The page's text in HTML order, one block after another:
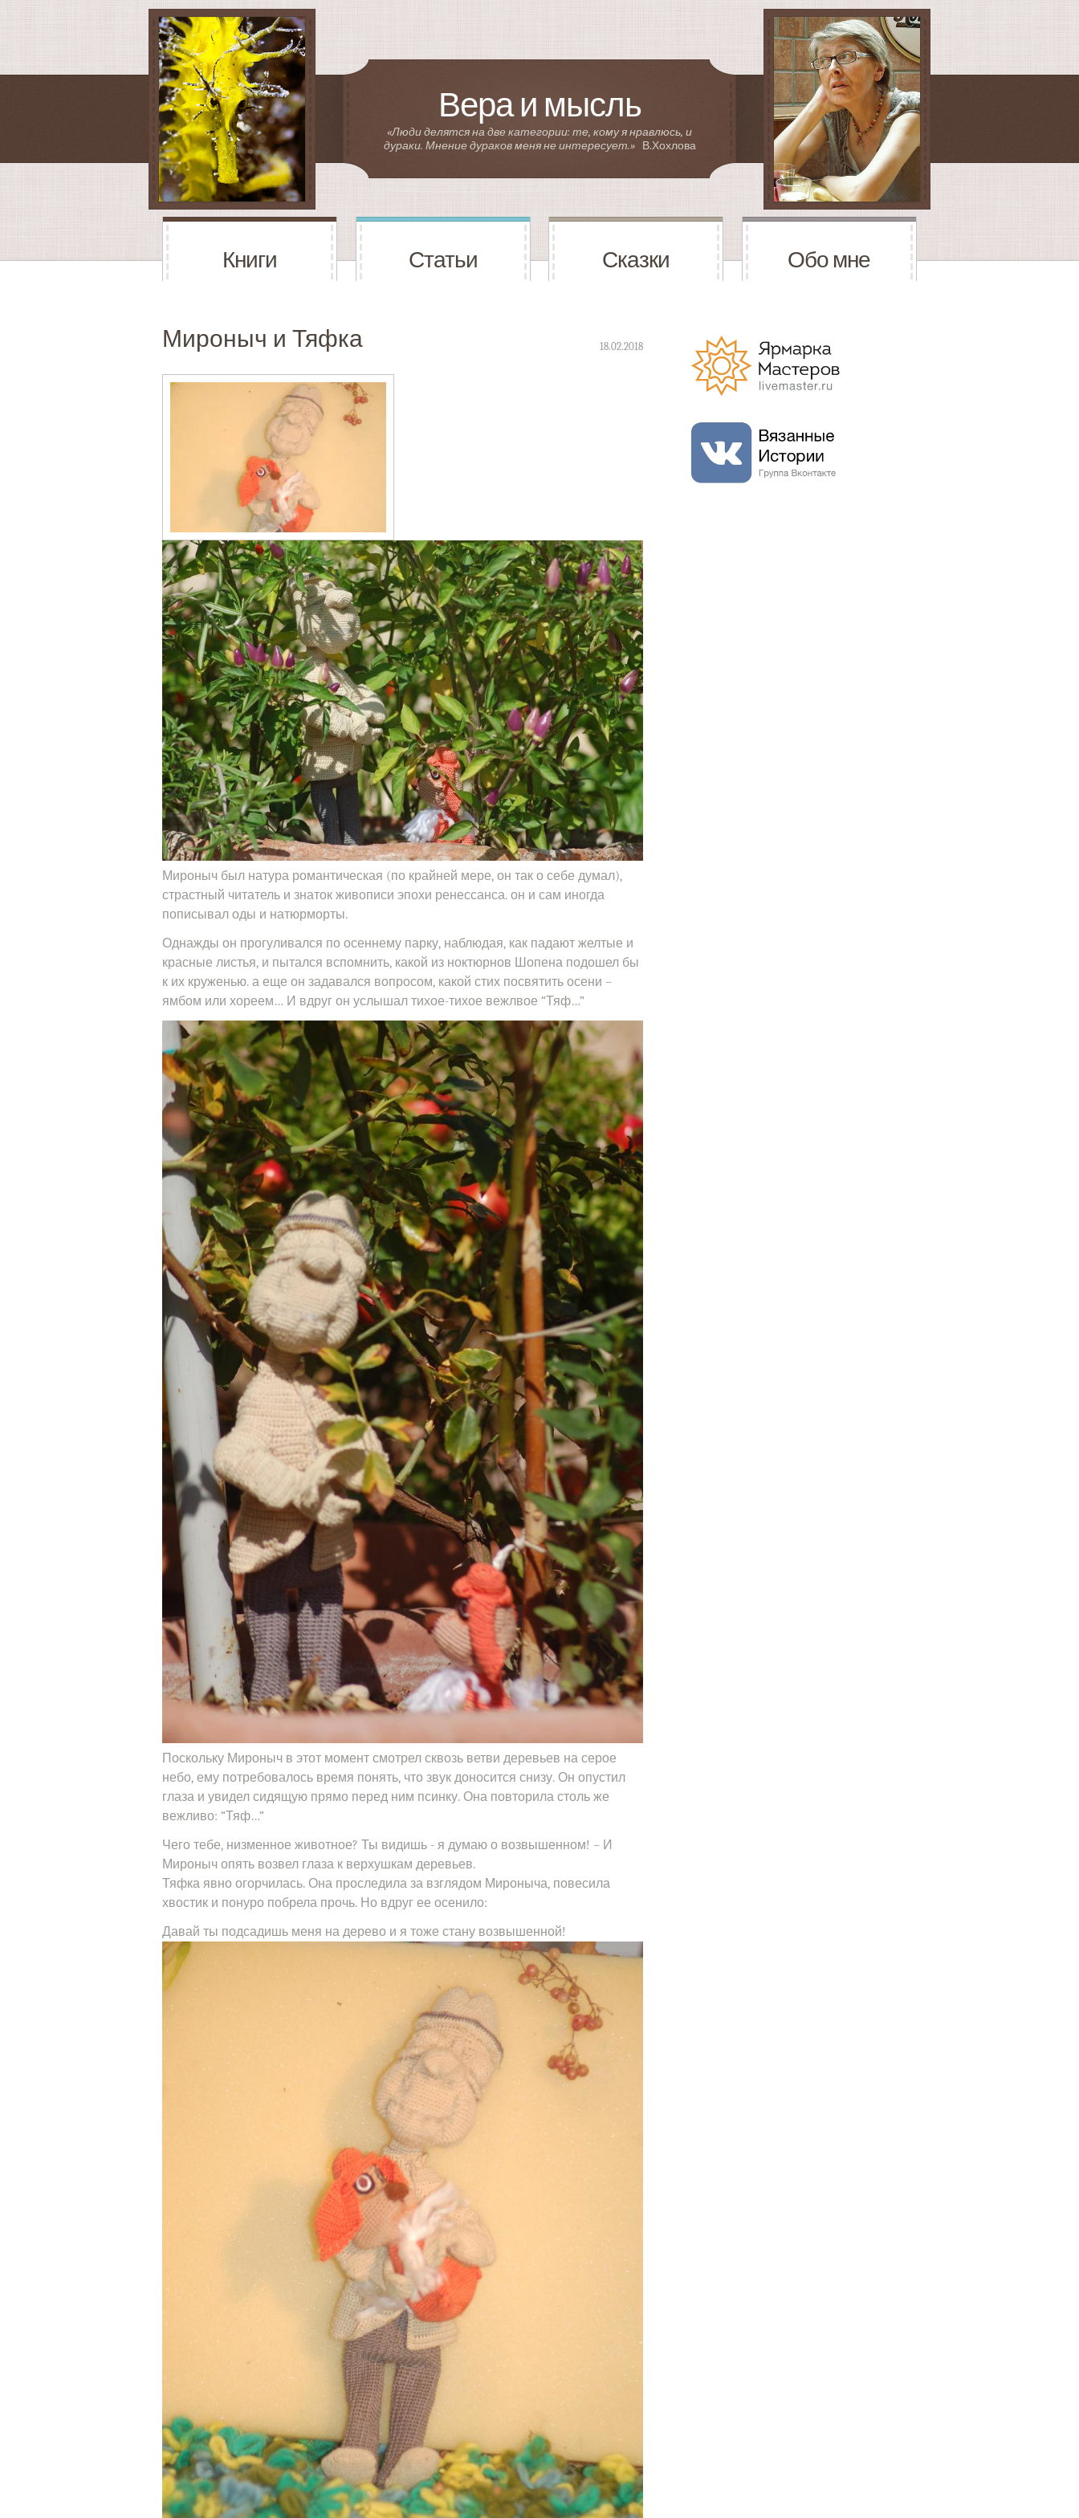
Вера и мысль
«Люди делятся на две категории: те, кому я нравлюсь, и
дураки. Мнение дураков меня не интересует.»
В.Хохлова
Книги Статьи Сказки Обо мне
18.02.2018
Мироныч и Тяфка
Мироныч был натура романтическая (по крайней мере, он так о себе думал),
страстный читатель и знаток живописи эпохи ренессанса. он и сам иногда
пописывал оды и натюрморты.
Однажды он прогуливался по осеннему парку, наблюдая, как падают желтые и
красные листья, и пытался вспомнить, какой из ноктюрнов Шопена подошел бы
к их круженью. а еще он задавался вопросом, какой стих посвятить осени –
ямбом или хореем… И вдруг он услышал тихое-тихое вежлвое “Тяф…”
Поскольку Мироныч в этот момент смотрел сквозь ветви деревьев на серое
небо, ему потребовалось время понять, что звук доносится снизу. Он опустил
глаза и увидел сидящую прямо перед ним псинку. Она повторила столь же
вежливо: “Тяф…”
Чего тебе, низменное животное? Ты видишь - я думаю о возвышенном! – И
Мироныч опять возвел глаза к верхушкам деревьев.
Тяфка явно огорчилась. Она проследила за взглядом Мироныча, повесила
хвостик и понуро побрела прочь. Но вдруг ее осенило:
Давай ты подсадишь меня на дерево и я тоже стану возвышенной!